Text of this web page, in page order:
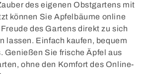
des eigenen Obstgartens mit
können Sie Apfelbäume online
des Gartens direkt zu sich
lassen. Einfach kaufen, bequem
Genießen Sie frische Äpfel aus
ohne den Komfort des Online-